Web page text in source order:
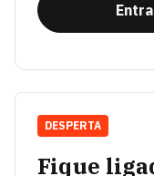
Fique
DESPERTA